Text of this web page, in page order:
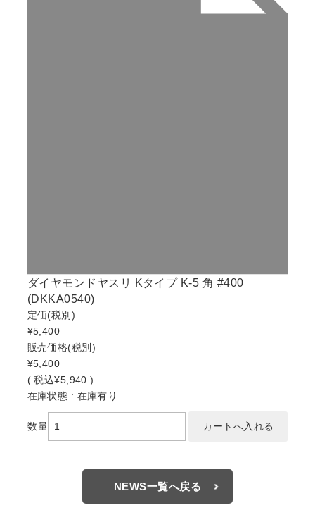
ダイヤモンドヤスリ Kタイプ K-5 角 #400
(DKKA0540)
定価(税別)
¥5,400
販売価格(税別)
¥5,400
(税込¥5,940 )
在庫状態 : 在庫有り
数量
NEWS一覧へ戻る